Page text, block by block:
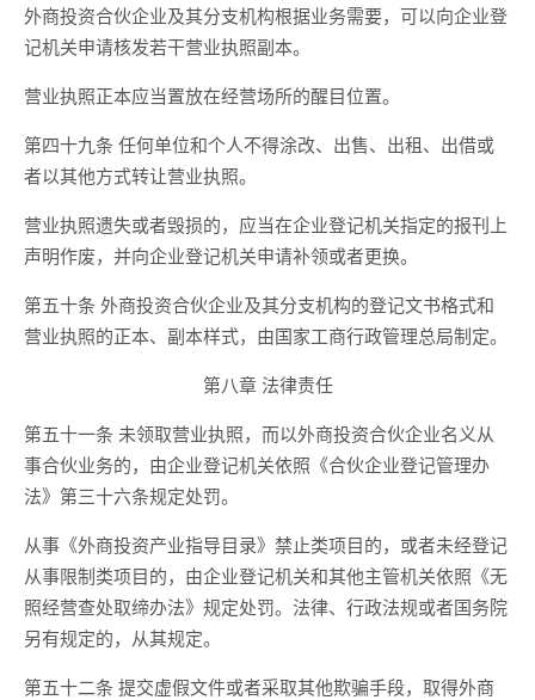
外商投资合伙企业及其分支机构根据业务需要，可以向企业登
记机关申请核发若干营业执照副本。
营业执照正本应当置放在经营场所的醒目位置。
第四十九条 任何单位和个人不得涂改、出售、出租、出借或
者以其他方式转让营业执照。
营业执照遗失或者毁损的，应当在企业登记机关指定的报刊上
声明作废，并向企业登记机关申请补领或者更换。
第五十条 外商投资合伙企业及其分支机构的登记文书格式和
营业执照的正本、副本样式，由国家工商行政管理总局制定。
第八章 法律责任
第五十一条 未领取营业执照，而以外商投资合伙企业名义从
事合伙业务的，由企业登记机关依照《合伙企业登记管理办
法》第三十六条规定处罚。
从事《外商投资产业指导目录》禁止类项目的，或者未经登记
从事限制类项目的，由企业登记机关和其他主管机关依照《无
照经营查处取缔办法》规定处罚。法律、行政法规或者国务院
另有规定的，从其规定。
第五十二条 提交虚假文件或者采取其他欺骗手段，取得外商